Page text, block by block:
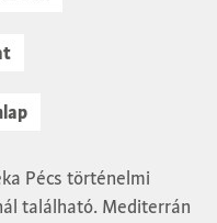
Pécs történelmi
található. Mediterrán